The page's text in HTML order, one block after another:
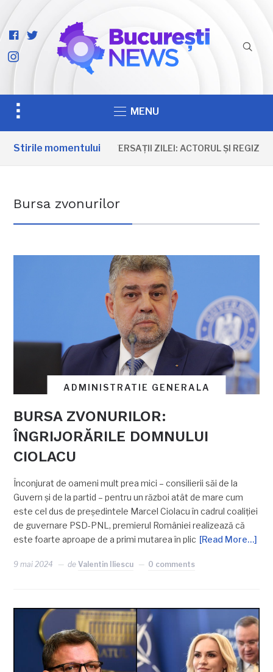
facebook-
official
twitter
instagram
Toggle
sidebar
&
MENU
Stirile momentuluiANIVERSAȚII ZILEI: ACTORUL ȘI
Bursa zvonurilor
ADMINISTRATIE GENERALA
BURSA ZVONURILOR:
ÎNGRIJORĂRILE DOMNULUI
CIOLACU
Înconjurat de oameni mult prea mici – consilierii săi de la
Guvern și de la partid – pentru un război atât de mare cum
este cel dus de președintele Marcel Ciolacu în cadrul coaliției
de guvernare PSD-PNL, premierul României realizează că
este foarte aproape de a primi mutarea în plic [Read More…]
9 mai 2024 deValentin Iliescu 0 comments